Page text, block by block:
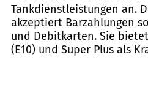
Tankdienstleistungen an.
akzeptiert Barzahlungen
und Debitkarten. Sie
(E10) und Super Plus als